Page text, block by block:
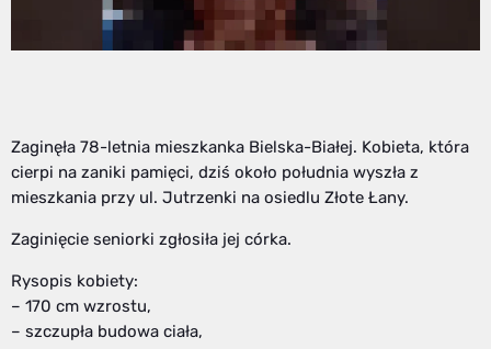
Zaginęła 78-letnia mieszkanka Bielska-Białej. Kobieta, która
cierpi na zaniki pamięci, dziś około południa wyszła z
mieszkania przy ul. Jutrzenki na osiedlu Złote Łany.
Zaginięcie seniorki zgłosiła jej córka.
Rysopis kobiety:
– 170 cm wzrostu,
– szczupła budowa ciała,